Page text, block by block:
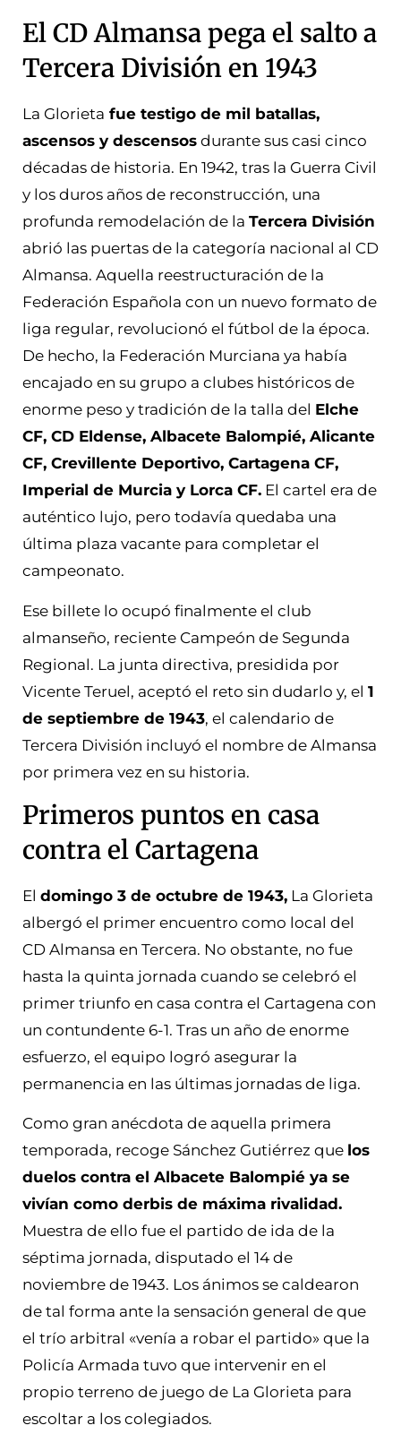
El CD Almansa pega el salto a
Tercera División en 1943
La Glorieta fue testigo de mil batallas,
ascensos y descensos durante sus casi cinco
décadas de historia. En 1942, tras la Guerra Civil
y los duros años de reconstrucción, una
profunda remodelación de la Tercera División
abrió las puertas de la categoría nacional al CD
Almansa. Aquella reestructuración de la
Federación Española con un nuevo formato de
liga regular, revolucionó el fútbol de la época.
De hecho, la Federación Murciana ya había
encajado en su grupo a clubes históricos de
enorme peso y tradición de la talla del Elche
CF, CD Eldense, Albacete Balompié, Alicante
CF, Crevillente Deportivo, Cartagena CF,
Imperial de Murcia y Lorca CF. El cartel era de
auténtico lujo, pero todavía quedaba una
última plaza vacante para completar el
campeonato.
Ese billete lo ocupó finalmente el club
almanseño, reciente Campeón de Segunda
Regional. La junta directiva, presidida por
Vicente Teruel, aceptó el reto sin dudarlo y, el 1
de septiembre de 1943, el calendario de
Tercera División incluyó el nombre de Almansa
por primera vez en su historia.
Primeros puntos en casa
contra el Cartagena
El domingo 3 de octubre de 1943, La Glorieta
albergó el primer encuentro como local del
CD Almansa en Tercera. No obstante, no fue
hasta la quinta jornada cuando se celebró el
primer triunfo en casa contra el Cartagena con
un contundente 6-1. Tras un año de enorme
esfuerzo, el equipo logró asegurar la
permanencia en las últimas jornadas de liga.
Como gran anécdota de aquella primera
temporada, recoge Sánchez Gutiérrez que los
duelos contra el Albacete Balompié ya se
vivían como derbis de máxima rivalidad.
Muestra de ello fue el partido de ida de la
séptima jornada, disputado el 14 de
noviembre de 1943. Los ánimos se caldearon
de tal forma ante la sensación general de que
el trío arbitral «venía a robar el partido» que la
Policía Armada tuvo que intervenir en el
propio terreno de juego de La Glorieta para
escoltar a los colegiados.